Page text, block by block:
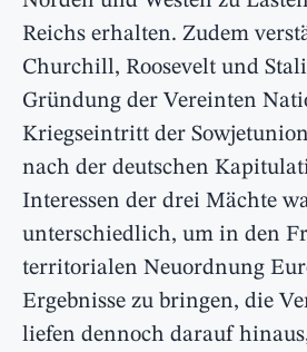
Reichs erhalten. Zudem
Churchill, Roosevelt und
Gründung der Vereinten
Kriegseintritt der
nach der deutschen
Interessen der drei Mächte
unterschiedlich, um in den
territorialen Neuordnung
Ergebnisse zu bringen, die
liefen dennoch darauf